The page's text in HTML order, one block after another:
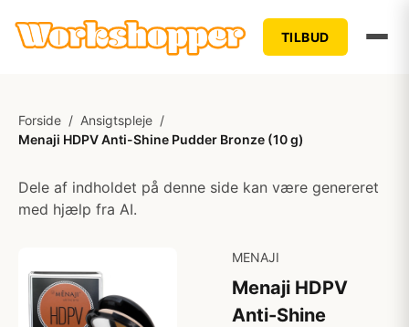
TILBUD
Forside / Ansigtspleje /
Menaji HDPV Anti-Shine Pudder Bronze (10 g)
Dele af indholdet på denne side kan være genereret
med hjælp fra AI.
MENAJI
Menaji HDPV
Anti-Shine